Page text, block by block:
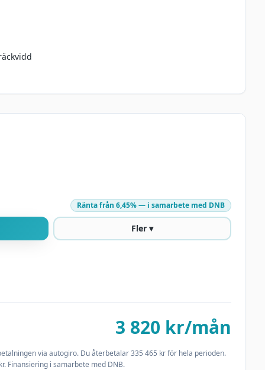
Ränta från 6,45% — i samarbete med DNB
Fler ▾
3 820 kr/mån
via autogiro. Du återbetalar335 465 kr för hela perioden.
Finansiering i samarbete med DNB.